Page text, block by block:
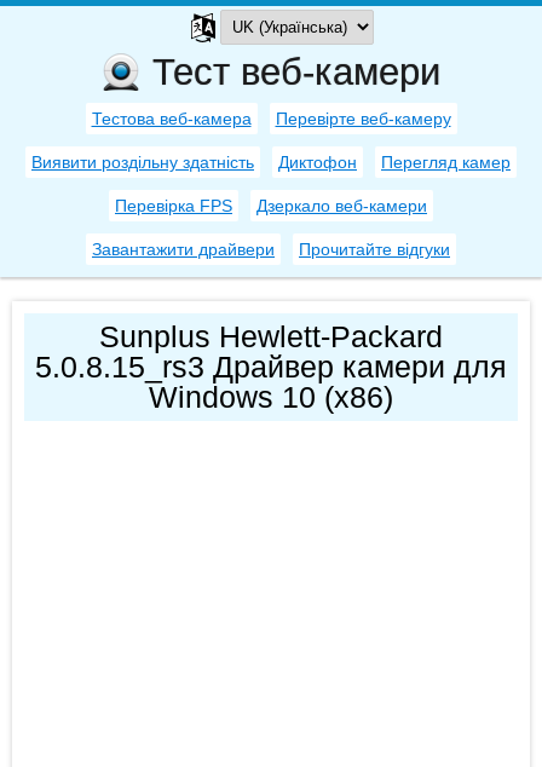
Тест веб-камери
Тестова веб-камера Перевірте веб-камеру
Виявити роздільну здатність Диктофон Перегляд камер
Перевірка FPS Дзеркало веб-камери
Завантажити драйвери Прочитайте відгуки
Sunplus Hewlett-Packard
5.0.8.15_rs3 Драйвер камери для
Windows 10 (x86)